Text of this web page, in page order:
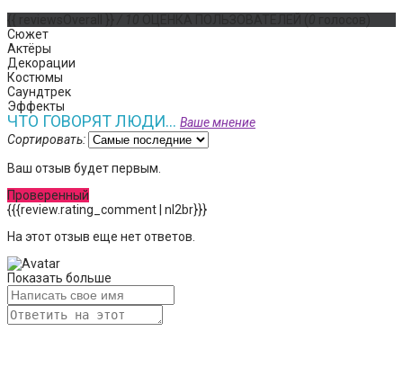
Сюжет
Актёры
Декорации
Костюмы
Саундтрек
Эффекты
ЧТО ГОВОРЯТ ЛЮДИ... Ваше мнение
Сортировать:
Ваш отзыв будет первым.
Проверенный
{{{review.rating_comment | nl2br}}}
На этот отзыв еще нет ответов.
Показать больше